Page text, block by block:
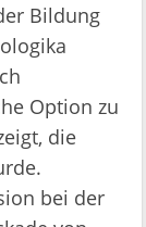
Bildung
Option zu
die
bei der